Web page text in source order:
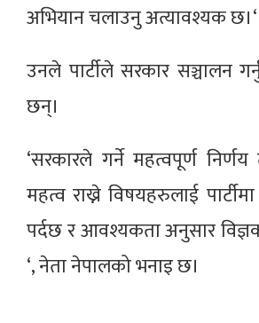
अभियान चलाउनु अत्यावश्यक छ।‘
उनले पार्टीले सरकार सञ्चालन
छन्।
‘सरकारले गर्ने महत्वपूर्ण निर्णय
महत्व राख्ने विषयहरुलाई
पर्दछ र आवश्यकता अनुसार
‘, नेता नेपालको भनाइ छ।